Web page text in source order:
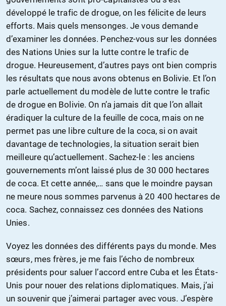
développé le trafic de drogue, on les félicite de leurs
efforts. Mais quels mensonges. Je vous demande
d’examiner les données. Penchez-vous sur les données
des Nations Unies sur la lutte contre le trafic de
drogue. Heureusement, d’autres pays ont bien compris
les résultats que nous avons obtenus en Bolivie. Et l’on
parle actuellement du modèle de lutte contre le trafic
de drogue en Bolivie. On n’a jamais dit que l’on allait
éradiquer la culture de la feuille de coca, mais on ne
permet pas une libre culture de la coca, si on avait
davantage de technologies, la situation serait bien
meilleure qu’actuellement. Sachez-le : les anciens
gouvernements m’ont laissé plus de 30 000 hectares
de coca. Et cette année,… sans que le moindre paysan
ne meure nous sommes parvenus à 20 400 hectares de
coca. Sachez, connaissez ces données des Nations
Unies.
Voyez les données des différents pays du monde. Mes
sœurs, mes frères, je me fais l’écho de nombreux
présidents pour saluer l’accord entre Cuba et les États-
Unis pour nouer des relations diplomatiques. Mais, j’ai
un souvenir que j’aimerai partager avec vous. J’espère